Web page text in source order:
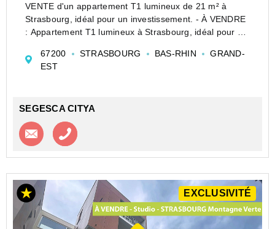
VENTE d'un appartement T1 lumineux de 21 m² à
Strasbourg, idéal pour un investissement. - À VENDRE
: Appartement T1 lumineux à Strasbourg, idéal pour un
recherché, cet appartement de 21 m², constr...
67200 STRASBOURG BAS-RHIN
GRAND-
EST
SEGESCA CITYA
Contacter l'agence
EXCLUSIVITÉ